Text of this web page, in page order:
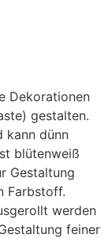
Dekorationen
gestalten.
kann dünn
blütenweiß
Gestaltung
Farbstoff.
werden
feiner